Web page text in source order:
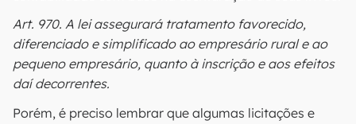
Art. 970. A lei assegurará tratamento favorecido,
diferenciado e simplificado ao empresário rural e ao
pequeno empresário, quanto à inscrição e aos efeitos
daí decorrentes.
Porém, é preciso lembrar que algumas licitações e